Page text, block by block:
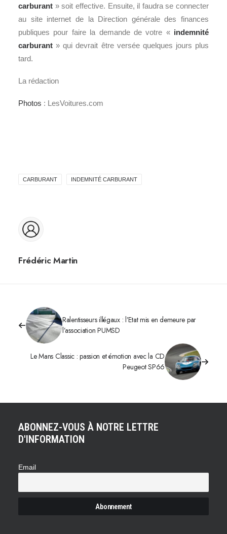
carburant » soit effective. Ensuite, il faudra se connecter
au site internet de la Direction générale des finances
publiques pour faire la demande de votre « indemnité
carburant » qui devrait être versée quelques jours plus
tard.
La rédaction
Photos : LesVoitures.com
CARBURANT INDEMNITÉ CARBURANT
Frédéric Martin
Ralentisseurs illégaux : l’Etat mis en demeure par
l’association PUMSD
Le Mans Classic : passion et émotion avec la CD
Peugeot SP66
ABONNEZ-VOUS À NOTRE LETTRE
D'INFORMATION
Email